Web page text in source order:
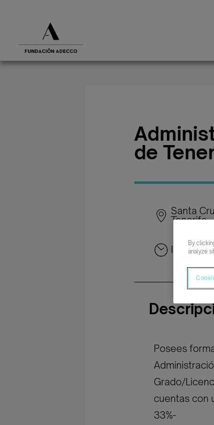
de
Santa
Tenerife
Intensiva
Posees
Grado/
cuentas con
33%-
By
analyze